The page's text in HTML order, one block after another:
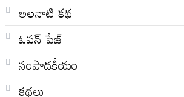
అల‌నాటి క‌థ‌
ఓపన్ పేజ్
సంపాదకీయం
కథలు